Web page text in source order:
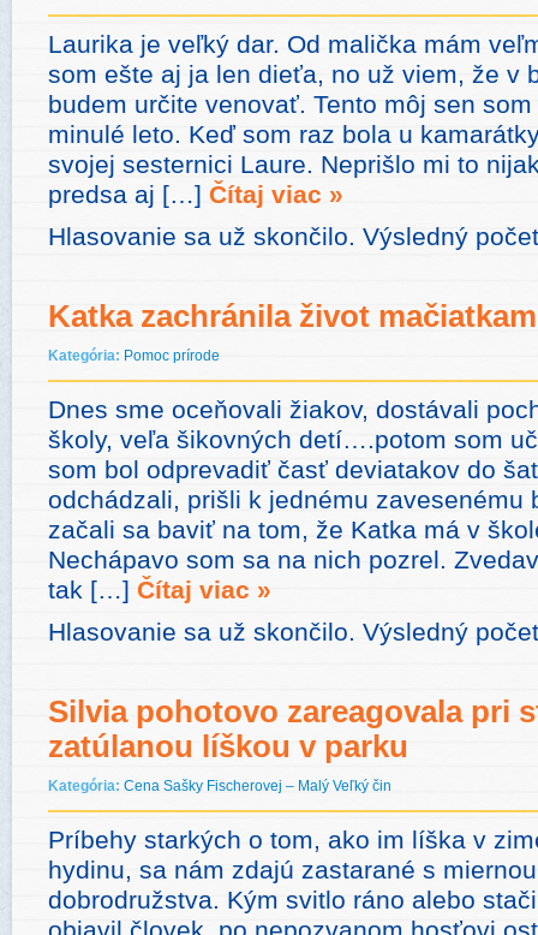
Laurika je veľký dar. Od malička mám
som ešte aj ja len dieťa, no už viem, že v
budem určite venovať. Tento môj sen
minulé leto. Keď som raz bola u
svojej sesternici Laure. Neprišlo mi to
predsa aj […] Čítaj viac »
Hlasovanie sa už skončilo. Výsledný
Katka zachránila život mačiatkam
Kategória: Pomoc prírode
Dnes sme oceňovali žiakov, dostávali
školy, veľa šikovných detí….potom som
som bol odprevadiť časť deviatakov do
odchádzali, prišli k jednému zavesenému
začali sa baviť na tom, že Katka má v
Nechápavo som sa na nich pozrel.
tak […] Čítaj viac »
Hlasovanie sa už skončilo. Výsledný
Silvia pohotovo zareagovala pri
zatúlanou líškou v parku
Kategória: Cena Sašky Fischerovej – Malý Veľký čin
Príbehy starkých o tom, ako im líška v
hydinu, sa nám zdajú zastarané s
dobrodružstva. Kým svitlo ráno alebo